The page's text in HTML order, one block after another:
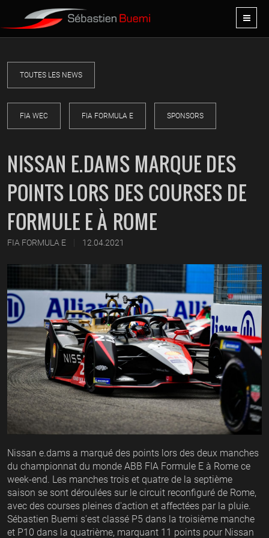
TOUTES LES NEWS
FIA WEC FIA FORMULA E SPONSORS
NISSAN E.DAMS MARQUE DES
POINTS LORS DES COURSES DE
FORMULE E À ROME
FIA FORMULA E | 12.04.2021
Nissan e.dams a marqué des points lors des deux manches
du championnat du monde ABB FIA Formule E à Rome ce
week-end. Les manches trois et quatre de la septième
saison se sont déroulées sur le circuit reconfiguré de Rome,
avec des courses pleines d'action et affectées par la pluie.
Sébastien Buemi s'est classé P5 dans la troisième manche
et P10 dans la quatrième, marquant 11 points pour Nissan